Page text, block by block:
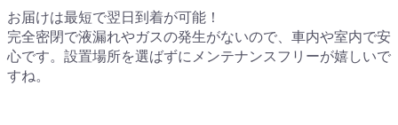
お届けは最短で翌日到着が可能！
完全密閉で液漏れやガスの発生がないので、車内や室内で安
心です。設置場所を選ばずにメンテナンスフリーが嬉しいで
すね。